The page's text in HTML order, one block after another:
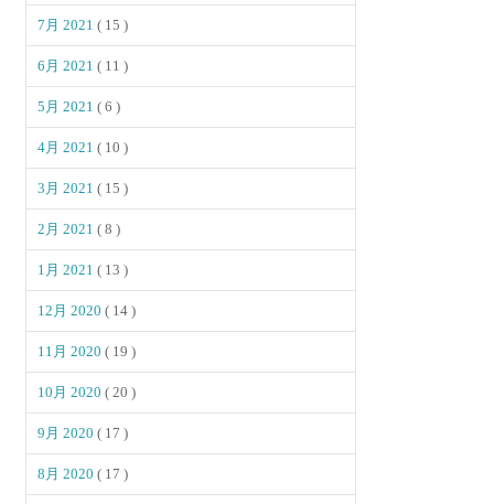
7月 2021( 15 )
6月 2021( 11 )
5月 2021( 6 )
4月 2021( 10 )
3月 2021( 15 )
2月 2021( 8 )
1月 2021( 13 )
12月 2020( 14 )
11月 2020( 19 )
10月 2020( 20 )
9月 2020( 17 )
8月 2020( 17 )